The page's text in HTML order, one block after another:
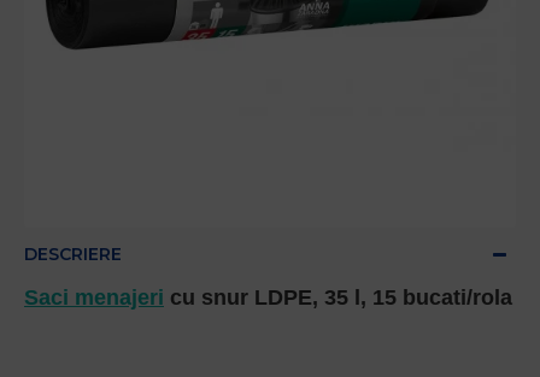
DESCRIERE
Saci menajeri cu snur LDPE, 35 l, 15 bucati/rola